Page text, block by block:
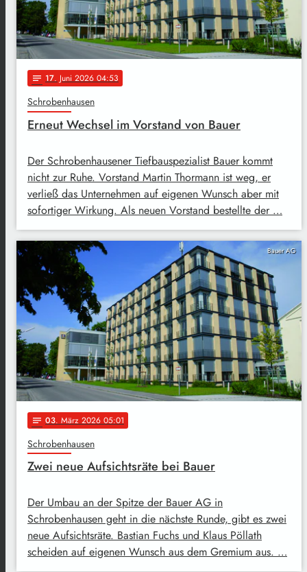
notes 17. Juni 2026 04:53
Schrobenhausen
Erneut Wechsel im Vorstand von Bauer
Der Schrobenhausener Tiefbauspezialist Bauer kommt
nicht zur Ruhe. Vorstand Martin Thormann ist weg, er
verließ das Unternehmen auf eigenen Wunsch aber mit
sofortiger Wirkung. Als neuen Vorstand bestellte der …
Bauer AG
notes 03. März 2026 05:01
Schrobenhausen
Zwei neue Aufsichtsräte bei Bauer
Der Umbau an der Spitze der Bauer AG in
Schrobenhausen geht in die nächste Runde, gibt es zwei
neue Aufsichtsräte. Bastian Fuchs und Klaus Pöllath
scheiden auf eigenen Wunsch aus dem Gremium aus. …